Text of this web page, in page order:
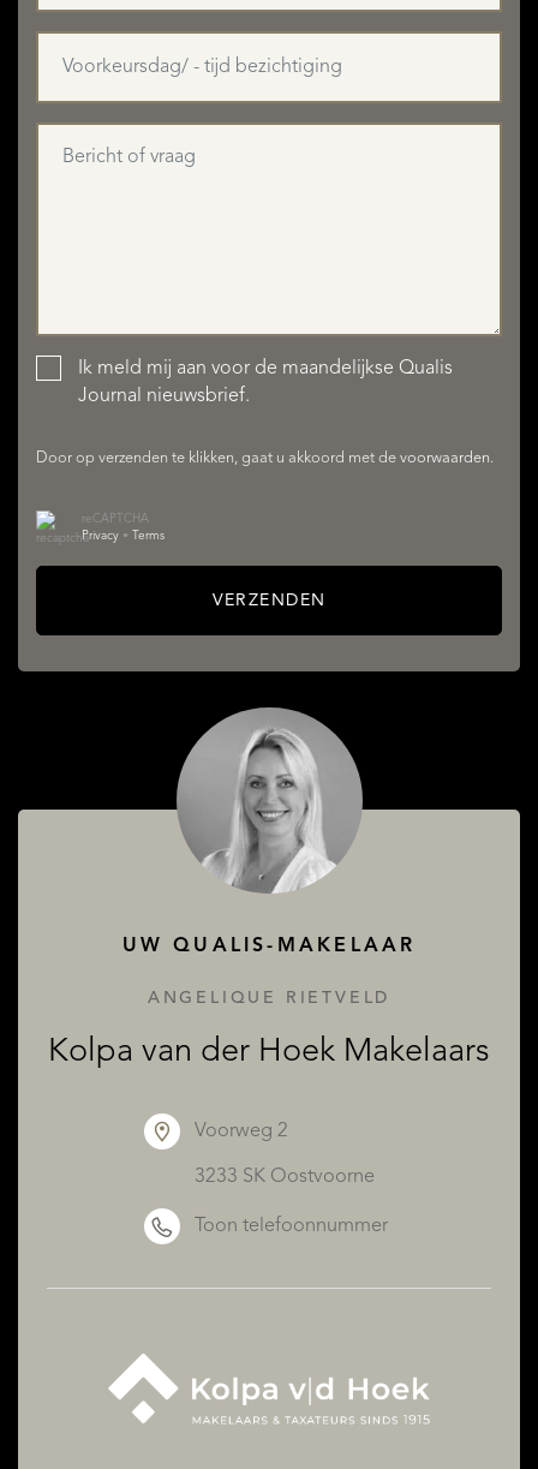
Ik meld mij aan voor de maandelijkse Qualis
Journal nieuwsbrief.
Door op verzenden te klikken, gaat u akkoord met de voorwaarden.
reCAPTCHA
Privacy • Terms
VERZENDEN
UW QUALIS-MAKELAAR
ANGELIQUE RIETVELD
Kolpa van der Hoek Makelaars
Voorweg 2
3233 SK Oostvoorne
Toon telefoonnummer